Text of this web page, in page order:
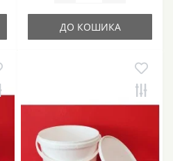
ДО КОШИКА